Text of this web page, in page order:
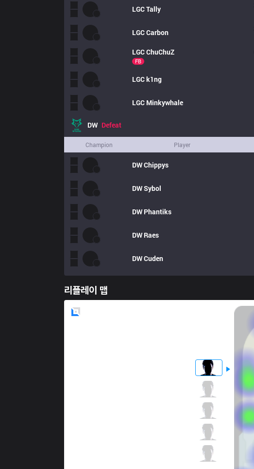
LGCTally
LGCCarbon
LGCChuChuZ
FB
LGCk1ng
LGC Minkywhale
DW Defeat
Champion Player
DWChippys
DWSybol
DW Phantiks
DW Raes
DWCuden
리플레이 맵